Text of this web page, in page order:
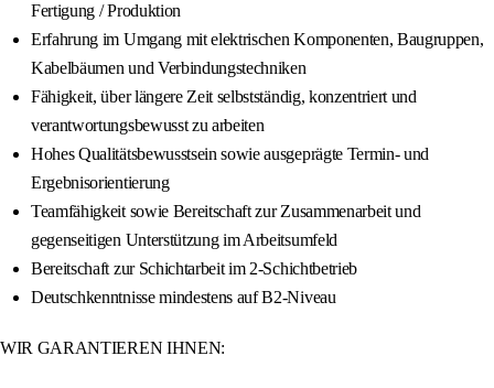
Fertigung / Produktion
Erfahrung im Umgang mit elektrischen Komponenten, Baugruppen,
Kabelbäumen und Verbindungstechniken
Fähigkeit, über längere Zeit selbstständig, konzentriert und
verantwortungsbewusst zu arbeiten
Hohes Qualitätsbewusstsein sowie ausgeprägte Termin- und
Ergebnisorientierung
Teamfähigkeit sowie Bereitschaft zur Zusammenarbeit und
gegenseitigen Unterstützung im Arbeitsumfeld
Bereitschaft zur Schichtarbeit im 2-Schichtbetrieb
Deutschkenntnisse mindestens auf B2-Niveau
WIR GARANTIEREN IHNEN: